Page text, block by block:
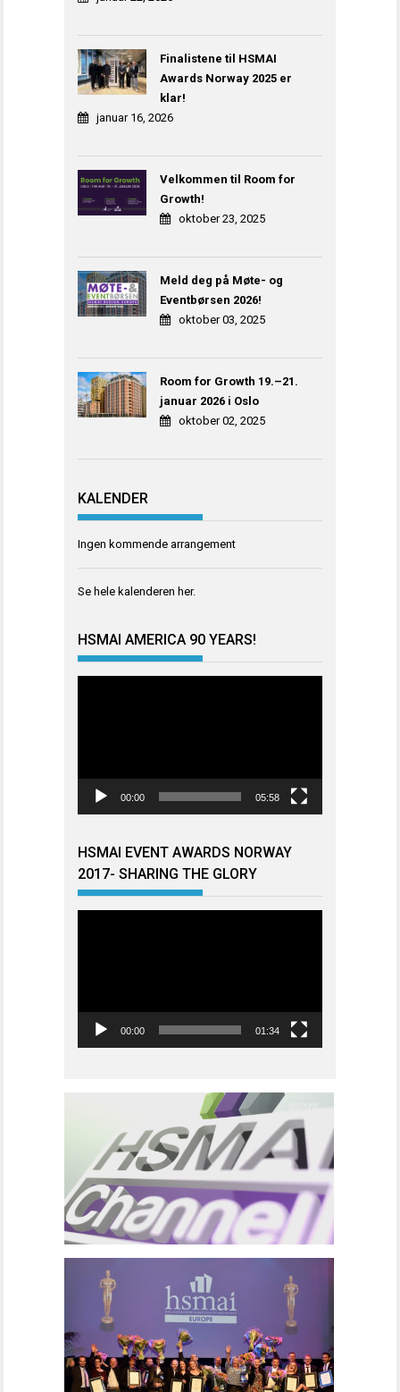
Finalistene til HSMAI
Awards Norway 2025 er
klar!
januar 16, 2026
Velkommen til Room for
Growth!
oktober 23, 2025
Meld deg på Møte- og
Eventbørsen 2026!
oktober 03, 2025
Room for Growth 19.–21.
januar 2026 i Oslo
oktober 02, 2025
KALENDER
Ingen kommende arrangement
Se hele kalenderen her.
HSMAI AMERICA 90 YEARS!
00:00 05:58
HSMAI EVENT AWARDS NORWAY
2017- SHARING THE GLORY
00:00 01:34